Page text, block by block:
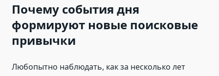
Почему события дня
формируют новые поисковые
привычки
Любопытно наблюдать, как за несколько лет